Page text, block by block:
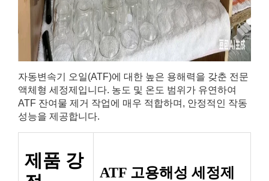
자동변속기 오일(ATF)에 대한 높은 용해력을 갖춘 전문
액체형 세정제입니다. 농도 및 온도 범위가 유연하여
ATF 잔여물 제거 작업에 매우 적합하며, 안정적인 작동
성능을 제공합니다.
제품 강
ATF 고용해성 세정제